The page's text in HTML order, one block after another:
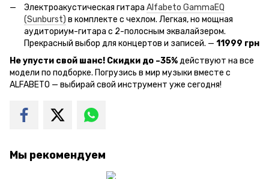
Электроакустическая гитара Alfabeto GammaEQ
(Sunburst) в комплекте с чехлом. Легкая, но мощная
аудиториум-гитара с 2-полосным эквалайзером.
Прекрасный выбор для концертов и записей. — 11999 грн
Не упусти свой шанс! Скидки до –35%действуют на все
модели по подборке. Погрузись в мир музыки вместе с
ALFABETO — выбирай свой инструмент уже сегодня!
Мы рекомендуем